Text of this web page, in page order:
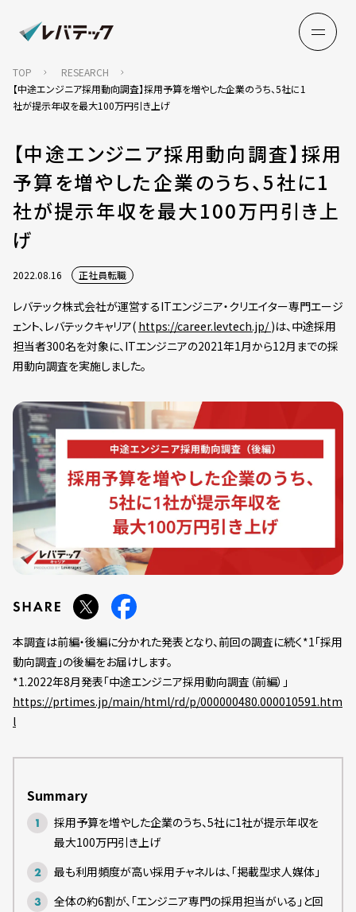
TOP
RESEARCH
【中途エンジニア採用動向調査】採用予算を増やした企業のうち、5社に1
社が提示年収を最大100万円引き上げ
【中途エンジニア採用動向調査】採用
予算を増やした企業のうち、5社に1
社が提示年収を最大100万円引き上
げ
2022.08.16 正社員転職
レバテック株式会社が運営するITエンジニア・クリエイター専門エージ
ェント、レバテックキャリア( https://career.levtech.jp/)は、中途採用
担当者300名を対象に、ITエンジニアの2021年1月から12月までの採
用動向調査を実施しました。
本調査は前編・後編に分かれた発表となり、前回の調査に続く*1「採用
動向調査」の後編をお届けします。
*1.2022年8月発表「中途エンジニア採用動向調査（前編）」
https://prtimes.jp/main/html/rd/p/000000480.000010591.htm
l
Summary
採用予算を増やした企業のうち、5社に1社が提示年収を
最大100万円引き上げ
最も利用頻度が高い採用チャネルは、「掲載型求人媒体」
全体の約6割が、「エンジニア専門の採用担当がいる」と回